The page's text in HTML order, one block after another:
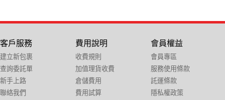
客戶服務
建立新包裹
查詢委託單
新手上路
聯絡我們
費用說明
收費規則
加值理貨收費
倉儲費用
費用試算
會員權益
會員專區
服務使用條款
託運條款
隱私權政策